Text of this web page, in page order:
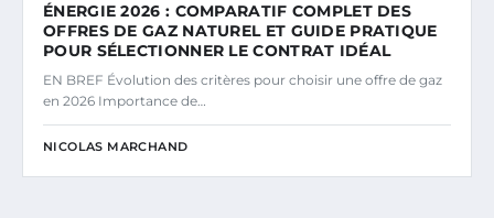
ÉNERGIE 2026 : COMPARATIF COMPLET DES
OFFRES DE GAZ NATUREL ET GUIDE PRATIQUE
POUR SÉLECTIONNER LE CONTRAT IDÉAL
EN BREF Évolution des critères pour choisir une offre de gaz
en 2026 Importance de…
NICOLAS MARCHAND